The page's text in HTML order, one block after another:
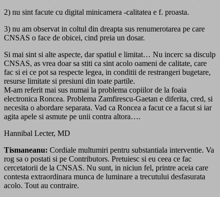
2) nu sint facute cu digital minicamera -calitatea e f. proasta.
3) nu am observat in coltul din dreapta sus renumerotarea pe care
CNSAS o face de obicei, cind preia un dosar.
Si mai sint si alte aspecte, dar spatiul e limitat… Nu incerc sa disculp
CNSAS, as vrea doar sa stiti ca sint acolo oameni de calitate, care
fac si ei ce pot sa respecte legea, in conditii de restrangeri bugetare,
resurse limitate si presiuni din toate partile.
M-am referit mai sus numai la problema copiilor de la foaia
electronica Roncea. Problema Zamfirescu-Gaetan e diferita, cred, si
necesita o abordare separata. Vad ca Roncea a facut ce a facut si iar
agita apele si asmute pe unii contra altora….
Hannibal Lecter, MD
Tismaneanu: Cordiale multumiri pentru substantiala interventie. Va
rog sa o postati si pe Contributors. Pretuiesc si eu ceea ce fac
cercetatorii de la CNSAS. Nu sunt, in niciun fel, printre aceia care
contesta extraordinara munca de luminare a trecutului desfasurata
acolo. Tout au contraire.